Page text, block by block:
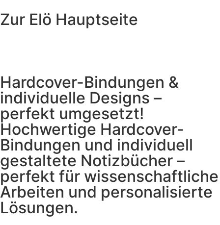
Zur Elö Hauptseite
Hardcover-Bindungen &
individuelle Designs –
perfekt umgesetzt!
Hochwertige Hardcover-
Bindungen und individuell
gestaltete Notizbücher –
perfekt für wissenschaftliche
Arbeiten und personalisierte
Lösungen.